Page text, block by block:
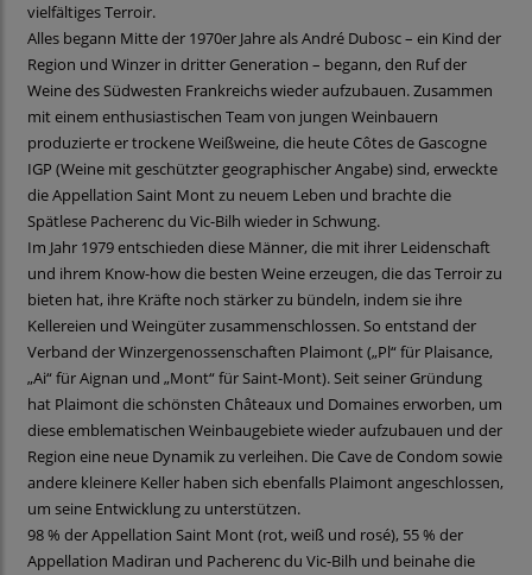
vielfältiges Terroir.
Alles begann Mitte der 1970er Jahre als André Dubosc – ein Kind der
Region und Winzer in dritter Generation – begann, den Ruf der
Weine des Südwesten Frankreichs wieder aufzubauen. Zusammen
mit einem enthusiastischen Team von jungen Weinbauern
produzierte er trockene Weißweine, die heute Côtes de Gascogne
IGP (Weine mit geschützter geographischer Angabe) sind, erweckte
die Appellation Saint Mont zu neuem Leben und brachte die
Spätlese Pacherenc du Vic-Bilh wieder in Schwung.
Im Jahr 1979 entschieden diese Männer, die mit ihrer Leidenschaft
und ihrem Know-how die besten Weine erzeugen, die das Terroir zu
bieten hat, ihre Kräfte noch stärker zu bündeln, indem sie ihre
Kellereien und Weingüter zusammenschlossen. So entstand der
Verband der Winzergenossenschaften Plaimont („Pl“ für Plaisance,
„Ai“ für Aignan und „Mont“ für Saint-Mont). Seit seiner Gründung
hat Plaimont die schönsten Châteaux und Domaines erworben, um
diese emblematischen Weinbaugebiete wieder aufzubauen und der
Region eine neue Dynamik zu verleihen. Die Cave de Condom sowie
andere kleinere Keller haben sich ebenfalls Plaimont angeschlossen,
um seine Entwicklung zu unterstützen.
98 % der Appellation Saint Mont (rot, weiß und rosé), 55 % der
Appellation Madiran und Pacherenc du Vic-Bilh und beinahe die